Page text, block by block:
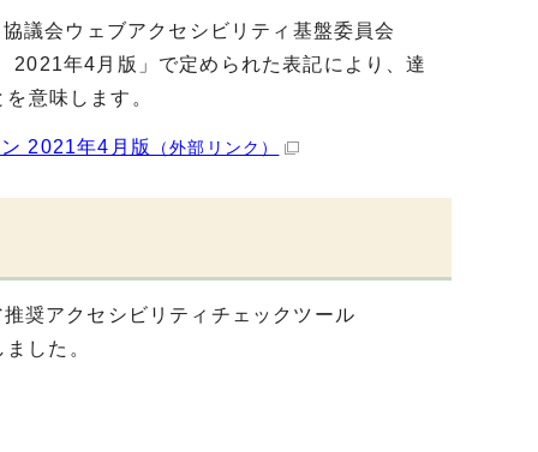
議会ウェブアクセシビリティ基盤委員会
年4月版」で定められた表記により、達
意味します。
2021年4月版 （外部リンク）
奨アクセシビリティチェックツール
した。